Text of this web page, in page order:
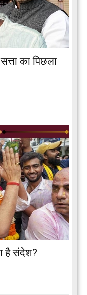
का पिछला
है संदेश?